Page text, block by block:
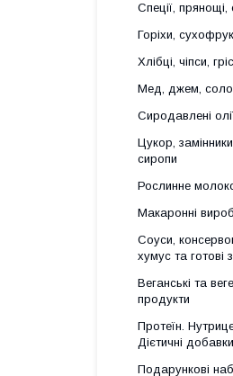
Спеції, прянощі,
Горіхи,
Хлібці, чіпси,
Мед, джем,
Сиродавлені
Цукор,
сиропи
Рослинне
Макаронні
Соуси,
хумус та готові
Веганські та
продукти
Протеїн.
Дієтичні
Подарункові